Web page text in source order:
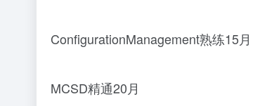
ConfigurationManagement熟练15月
MCSD精通20月